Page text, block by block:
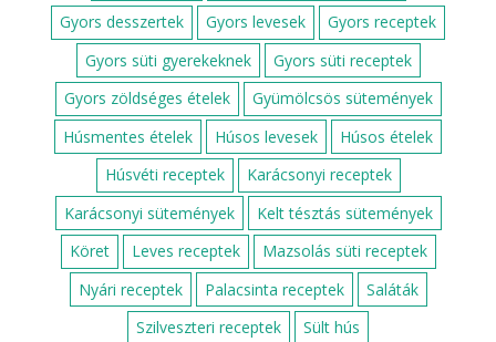
Gyors desszertek
Gyors levesek
Gyors receptek
Gyors süti gyerekeknek
Gyors süti receptek
Gyors zöldséges ételek
Gyümölcsös sütemények
Húsmentes ételek
Húsos levesek
Húsos ételek
Húsvéti receptek
Karácsonyi receptek
Karácsonyi sütemények
Kelt tésztás sütemények
Köret
Leves receptek
Mazsolás süti receptek
Nyári receptek
Palacsinta receptek
Saláták
Szilveszteri receptek
Sült hús